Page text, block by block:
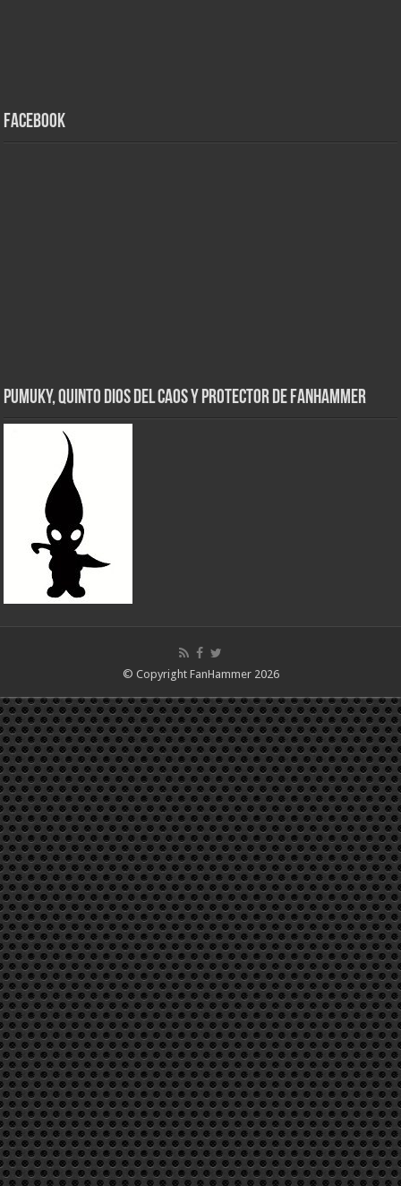
Facebook
Pumuky, Quinto Dios del Caos y Protector de FanHammer
© Copyright FanHammer 2026